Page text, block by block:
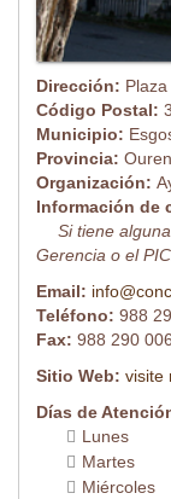
Dirección:
Código Postal:
Municipio:
Provincia:
Organización:
Información de
Si tiene
Gerencia o el
Email:
Teléfono: 988
Fax: 988 290 006
Sitio Web: visite
Días de
Lunes
Martes
Miércoles